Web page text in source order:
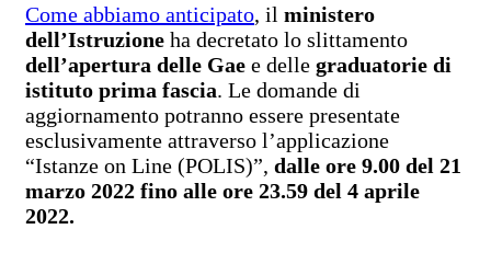
Come abbiamo anticipato, il ministero
dell’Istruzione ha decretato lo slittamento
dell’apertura delle Gae e delle graduatorie di
istituto prima fascia. Le domande di
aggiornamento potranno essere presentate
esclusivamente attraverso l’applicazione
“Istanze on Line (POLIS)”, dalle ore 9.00 del 21
marzo 2022 fino alle ore 23.59 del 4 aprile
2022.